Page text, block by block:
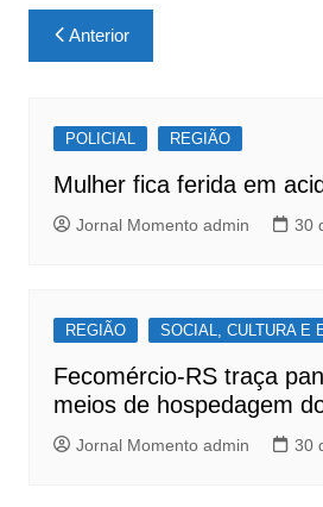
c
e
o
o
k
at
s
p
p
Navegação
de
Anterior
POLICIAL REGIÃO
Mulher fica ferida em
Jornal Momento admin 30
REGIÃO SOCIAL, CULTURA E
Fecomércio-RS traça
meios de hospedagem
Jornal Momento admin 30